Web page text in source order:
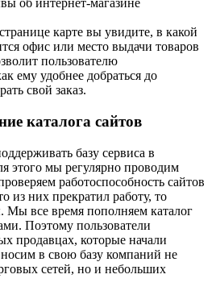
об интернет-магазине
карте вы увидите, в какой
офис или место выдачи товаров
пользователю
ему удобнее добраться до
свой заказ.
каталога сайтов
базу сервиса в
этого мы регулярно проводим
работоспособность сайтов
из них прекратил работу, то
Мы все время пополняем каталог
Поэтому пользователи
продавцах, которые начали
в свою базу компаний не
сетей, но и небольших